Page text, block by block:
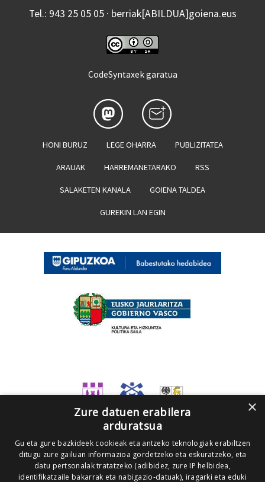
Tel.: 943 25 05 05 · berriak[ABILDUA]goiena.eus
CodeSyntaxek garatua
HONI BURUZ LEGE OHARRA PUBLIZITATEA
ARAUAK HARREMANETARAKO RSS
SALAKETEN KANALA GOIENA TALDEA
GUREKIN LAN EGIN
×
Zure datuen erabilera
arduratsua
Gu eta gure bazkideek cookieak eta antzeko teknologiak erabiltzen
ditugu zure gailuan informazioa gordetzeko eta eskuratzeko, eta
datu pertsonalak tratatzeko (adibidez, zure IP helbidea,
identifikatzaile bakarrak eta nabigazio-datuak), iragarki eta eduki